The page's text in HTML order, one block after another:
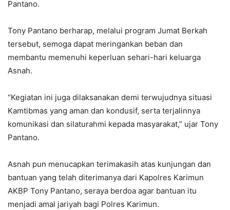
Pantano.
Tony Pantano berharap, melalui program Jumat Berkah
tersebut, semoga dapat meringankan beban dan
membantu memenuhi keperluan sehari-hari keluarga
Asnah.
“Kegiatan ini juga dilaksanakan demi terwujudnya situasi
Kamtibmas yang aman dan kondusif, serta terjalinnya
komunikasi dan silaturahmi kepada masyarakat,” ujar Tony
Pantano.
Asnah pun menucapkan terimakasih atas kunjungan dan
bantuan yang telah diterimanya dari Kapolres Karimun
AKBP Tony Pantano, seraya berdoa agar bantuan itu
menjadi amal jariyah bagi Polres Karimun.